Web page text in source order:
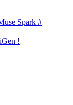
Spark #
!